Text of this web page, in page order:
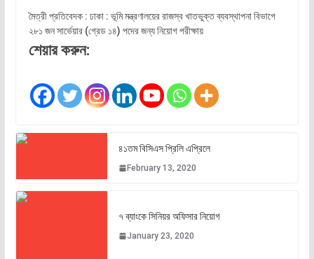
মৈত্রী প্রতিবেদক : ঢাকা : ভূমি মন্ত্রণালয়ের রাজস্ব খাতভুক্ত ব্যবস্থাপনা বিভাগে
২৮১ জন সার্ভেয়ার (গ্রেড ১৪) পদের জন্য নিয়োগ পরীক্ষায়
শেয়ার করুন:
৪১তম বিসিএস প্রিলি এপ্রিলে
February 13, 2020
৭ ব্যাংকে সিনিয়র অফিসার নিয়োগ
January 23, 2020